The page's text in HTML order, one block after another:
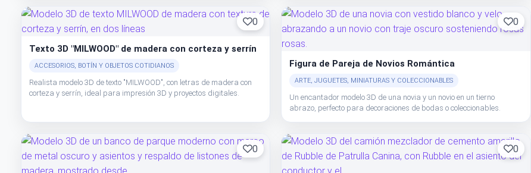
0
Texto 3D "MILWOOD" de madera con corteza y serrín
ACCESORIOS, BOTÍN Y OBJETOS COTIDIANOS
Realista modelo 3D de texto "MILWOOD", con letras de madera con
corteza y serrín, ideal para impresión 3D y proyectos digitales.
0
Figura de Pareja de Novios Romántica
ARTE, JUGUETES, MINIATURAS Y COLECCIONABLES
Un encantador modelo 3D de una novia y un novio en un tierno
abrazo, perfecto para decoraciones de bodas o coleccionables.
0 0